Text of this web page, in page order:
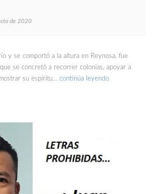
de 2020
y se comportó a la altura en Reynosa, fue
se concretó a recorrer colonias, apoyar a
su espíritu… continúa leyendo